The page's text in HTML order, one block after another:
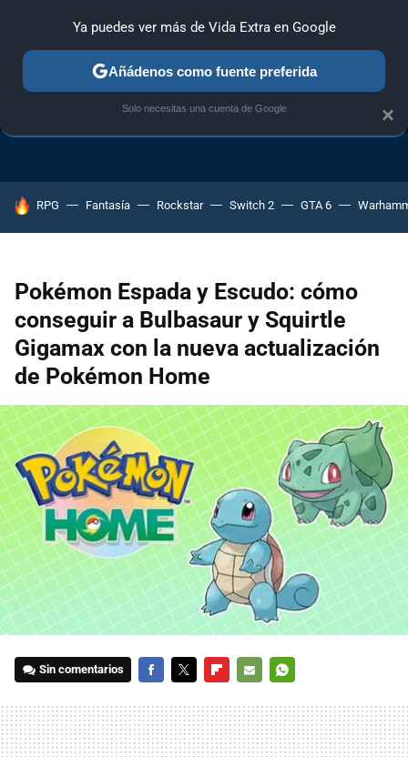
TRUCOS PC TRUCOS XBOX ONE
HOY SE HABLA DE
RPG Fantasía Rockstar Switch 2 GTA 6
Pokémon Espada y Escudo: cómo
conseguir a Bulbasaur y Squirtle
Gigamax con la nueva actualización
de Pokémon Home
Sin comentarios
MAIL
×
Ya puedes ver más de Vida Extra en Google
Añádenos como fuente preferida
Solo necesitas una cuenta de Google